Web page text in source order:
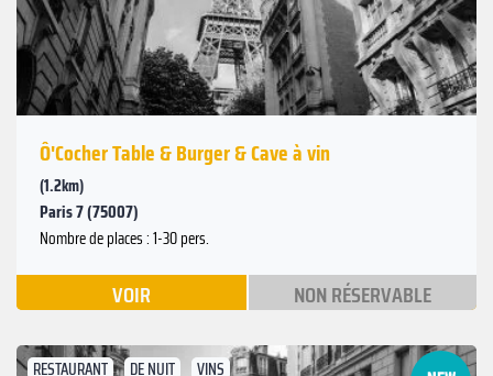
Ô'Cocher Table & Burger & Cave à vin
(1.2km)
Paris 7 (75007)
Nombre de places : 1-30 pers.
VOIR NON RÉSERVABLE
RESTAURANT DE NUIT VINS